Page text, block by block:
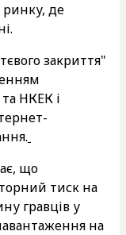
ринку, де
закриття"
НКЕК і
що
тиск на
гравців у
на